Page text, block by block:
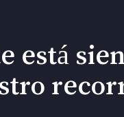
está